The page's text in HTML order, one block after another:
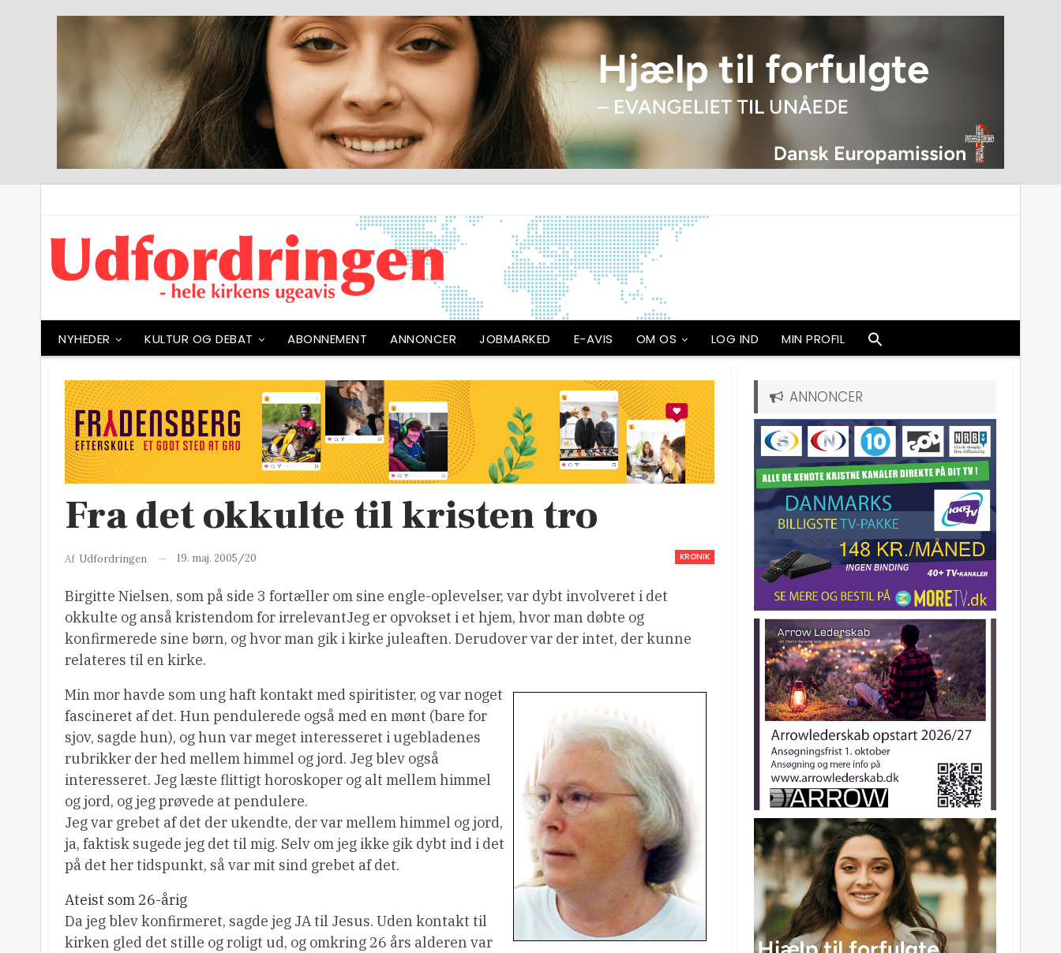
NYHEDER KULTUR OG DEBAT ABONNEMENT ANNONCER JOBMARKED E-AVIS OM OS LOG IND MIN PROFIL
Fra det okkulte til kristen tro
KRONIK
Af Udfordringen 19. maj. 2005/20
Birgitte Nielsen, som på side 3 fortæller om sine engle-oplevelser, var dybt involveret i det
okkulte og anså kristendom for irrelevantJeg er opvokset i et hjem, hvor man døbte og
konfirmerede sine børn, og hvor man gik i kirke juleaften. Derudover var der intet, der kunne
relateres til en kirke.
Min mor havde som ung haft kontakt med spiritister, og var noget
fascineret af det. Hun pendulerede også med en mønt (bare for
sjov, sagde hun), og hun var meget interesseret i ugebladenes
rubrikker der hed mellem himmel og jord. Jeg blev også
interesseret. Jeg læste flittigt horoskoper og alt mellem himmel
og jord, og jeg prøvede at pendulere.
Jeg var grebet af det der ukendte, der var mellem himmel og jord,
ja, faktisk sugede jeg det til mig. Selv om jeg ikke gik dybt ind i det
på det her tidspunkt, så var mit sind grebet af det.
Ateist som 26-årig
Da jeg blev konfirmeret, sagde jeg JA til Jesus. Uden kontakt til
kirken gled det stille og roligt ud, og omkring 26 års alderen var
ANNONCER